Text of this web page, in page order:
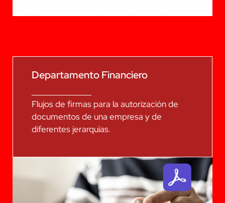
Departamento Financiero
Flujos de firmas para la autorización de
documentos de una empresa y de
diferentes jerarquías.